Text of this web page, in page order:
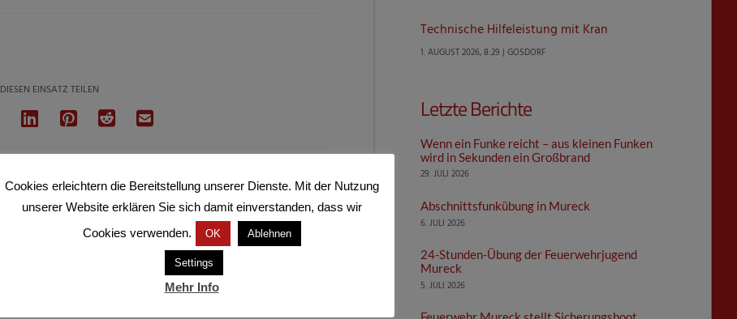
DIESEN EINSATZ TEILEN
Technische Hilfeleistung mit Kran
1. AUGUST 2026, 8:29 | GOSDORF
Letzte Berichte
Wenn ein Funke reicht – aus kleinen Funken
wird in Sekunden ein Großbrand
29. JULI 2026
Abschnittsfunkübung in Mureck
6. JULI 2026
24-Stunden-Übung der Feuerwehrjugend
Mureck
5. JULI 2026
Cookies erleichtern die Bereitstellung unserer Dienste. Mit der Nutzung
unserer Website erklären Sie sich damit einverstanden, dass wir
Cookies verwenden.
OK Ablehnen
Settings
Mehr Info